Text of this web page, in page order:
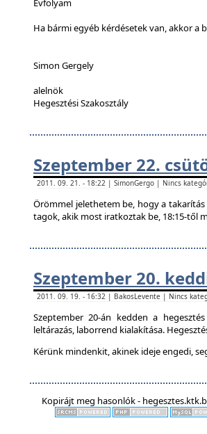
Évfolyam
Ha bármi egyéb kérdésetek van, akkor a
Simon Gergely
alelnök
Hegesztési Szakosztály
Szeptember 22.
2011. 09. 21. - 18:22 | SimonGergo | Nincs
Örömmel jelethetem be, hogy a
tagok, akik most iratkoztak be, 18:15-től
Szeptember 20.
2011. 09. 19. - 16:32 | BakosLevente | Nincs
Szeptember 20-án kedden a
leltárazás, laborrend kialakítása.
Kérünk mindenkit, akinek ideje engedi,
Kopirájt meg hasonlók -